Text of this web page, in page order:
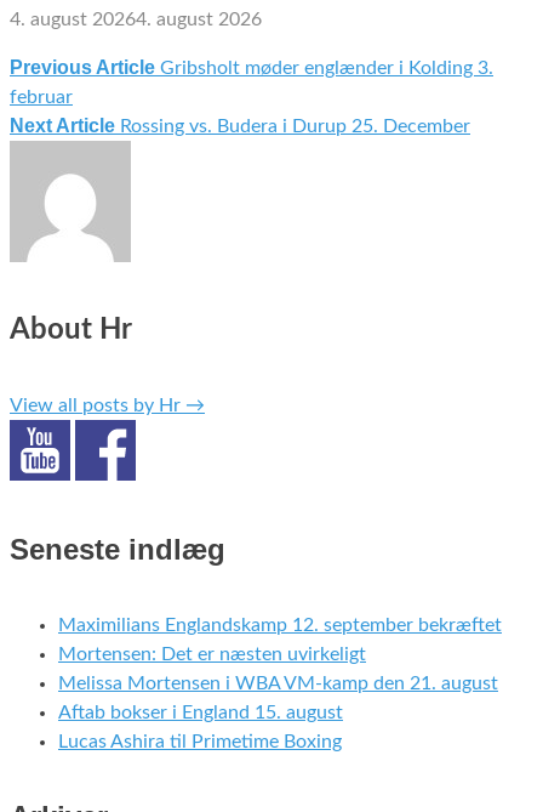
4. august 20264. august 2026
Indlægsnavigation
Previous Article Gribsholt møder englænder i Kolding 3.
februar
Next Article Rossing vs. Budera i Durup 25. December
About Hr
View all posts by Hr →
Seneste indlæg
Maximilians Englandskamp 12. september bekræftet
Mortensen: Det er næsten uvirkeligt
Melissa Mortensen i WBA VM-kamp den 21. august
Aftab bokser i England 15. august
Lucas Ashira til Primetime Boxing